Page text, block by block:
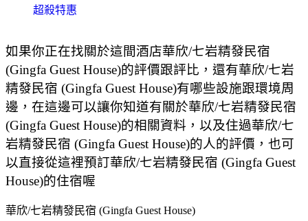
超殺特惠
如果你正在找關於這間酒店華欣/七岩精發民宿
(Gingfa Guest House)的評價跟評比，還有華欣/七岩
精發民宿 (Gingfa Guest House)有哪些設施跟環境周
邊，在這邊可以讓你知道有關於華欣/七岩精發民宿
(Gingfa Guest House)的相關資料，以及住過華欣/七
岩精發民宿 (Gingfa Guest House)的人的評價，也可
以直接從這裡預訂華欣/七岩精發民宿 (Gingfa Guest
House)的住宿喔
華欣/七岩精發民宿 (Gingfa Guest House)